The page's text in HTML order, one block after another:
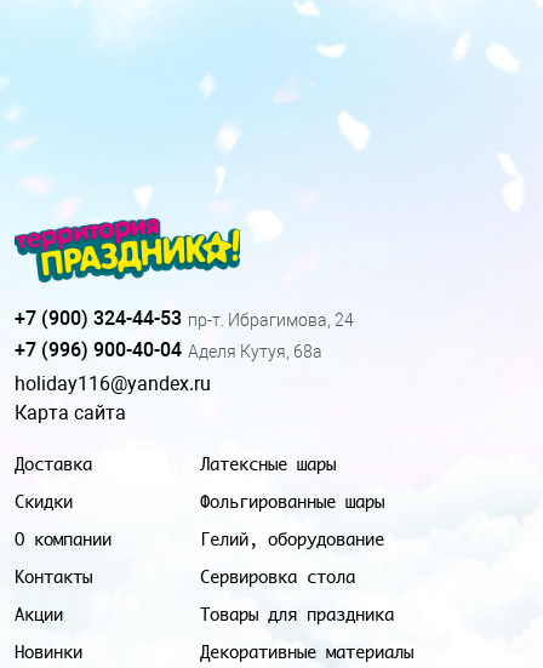
Доставка
Скидки
О компании
Контакты
Акции
Новинки
Латексные шары
Фольгированные шары
Гелий, оборудование
Сервировка стола
Товары для праздника
Декоративные материалы
+7 (900) 324-44-53 пр-т. Ибрагимова, 24
+7 (996) 900-40-04 Аделя Кутуя, 68а
holiday116@yandex.ru
Карта сайта